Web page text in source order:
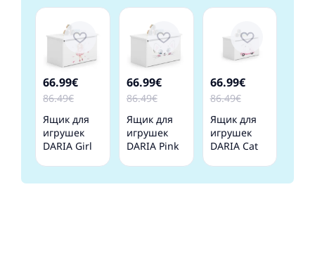
66.99€
86.49€
Ящик для
игрушек
DARIA Girl
66.99€
86.49€
Ящик для
игрушек
DARIA Pink
66.99€
86.49€
Ящик для
игрушек
DARIA Cat